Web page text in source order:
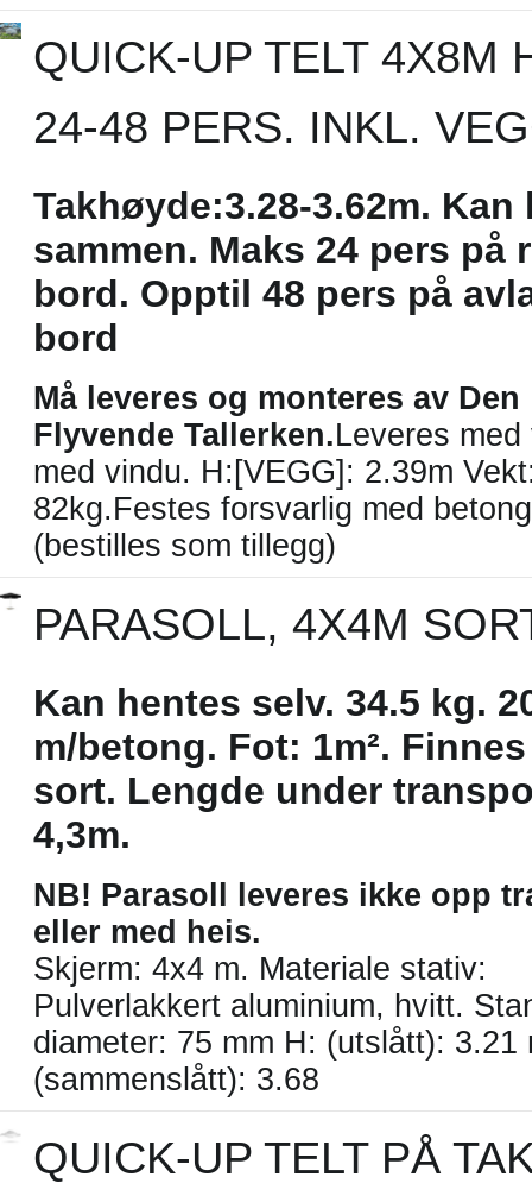
QUICK-UP TELT 4X8M
24-48 PERS. INKL.
Takhøyde:3.28-3.62m. Kan
sammen. Maks 24 pers på
bord. Opptil 48 pers på
bord
Må leveres og monteres av Den
Flyvende Tallerken.Leveres med
med vindu. H:[VEGG]: 2.39m
82kg.Festes forsvarlig med
(bestilles som tillegg)
PARASOLL, 4X4M
Kan hentes selv. 34.5 kg.
m/betong. Fot: 1m².
sort. Lengde under
4,3m.
NB! Parasoll leveres ikke opp
eller med heis.
Skjerm: 4x4 m. Materiale stativ:
Pulverlakkert aluminium, hvitt.
diameter: 75 mm H: (utslått): 3.21
(sammenslått): 3.68
QUICK-UP TELT PÅ